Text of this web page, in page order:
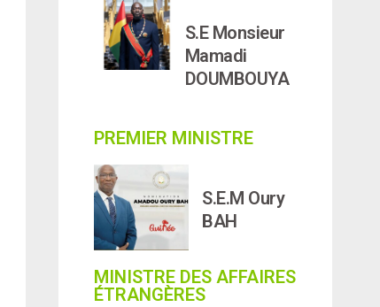
S.E Monsieur
Mamadi
DOUMBOUYA
PREMIER MINISTRE
S.E.M Oury
BAH
MINISTRE DES AFFAIRES
ÉTRANGÈRES